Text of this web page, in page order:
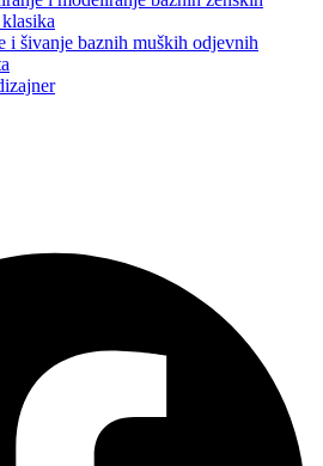
i šivanje baznih muških odjevnih